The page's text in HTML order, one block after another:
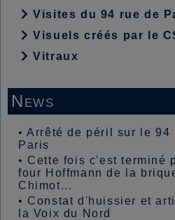
Visites du 94 rue de
Visuels créés par le
Vitraux
News
•Arrêté de péril sur le 94
Paris
• Cette fois c'est terminé
four Hoffmann de la
Chimot...
• Constat d'huissier et
la Voix du Nord